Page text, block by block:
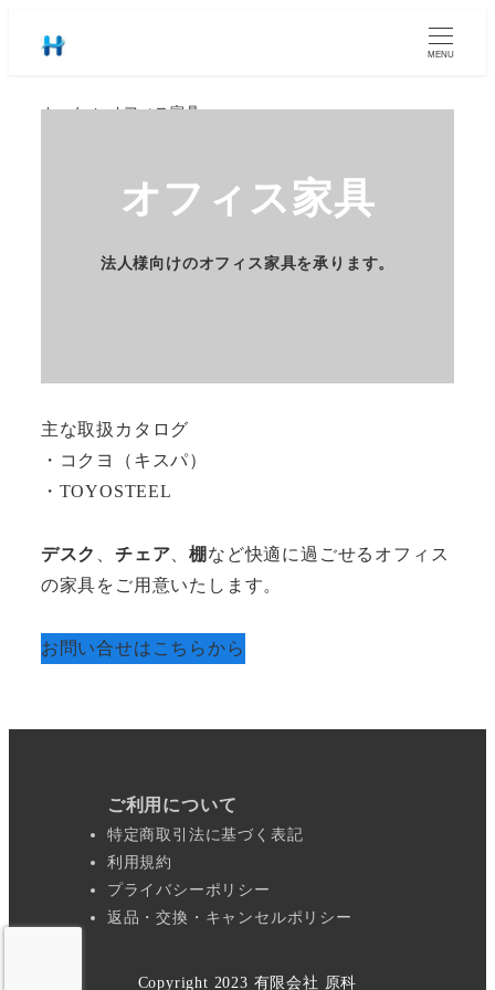
MENU
ホーム オフィス家具
オフィス家具
法人様向けのオフィス家具を承ります。
主な取扱カタログ
・コクヨ（キスパ）
・TOYOSTEEL
デスク 、チェア 、棚 など快適に過ごせるオフィス
の家具をご用意いたします。
お問い合せはこちらから
ご利用について
特定商取引法に基づく表記
利用規約
プライバシーポリシー
返品・交換・キャンセルポリシー
Copyright 2023 有限会社 原科